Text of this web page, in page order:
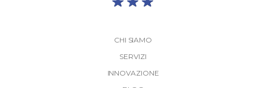
CHI SIAMO
SERVIZI
INNOVAZIONE